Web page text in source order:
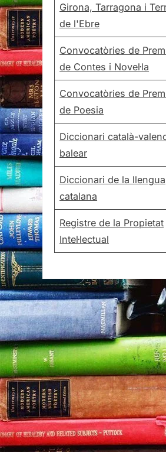
Girona, Tarragona i
de l'Ebre
Convocatòries de
de Contes i Novel·la
Convocatòries de
de Poesia
Diccionari català-
balear
Diccionari de la llengua
catalana
Registre de la Propietat
Intel·lectual